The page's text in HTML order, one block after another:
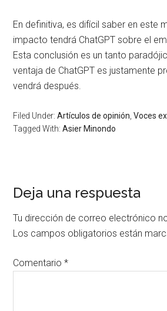
En definitiva, es difícil saber en este
impacto tendrá ChatGPT sobre el
Esta conclusión es un tanto
ventaja de ChatGPT es justamente
vendrá después.
Filed Under:Artículos de opinión ,Voces
Tagged With:Asier Minondo
Deja una respuesta
Tu dirección de correo electrónico
Los campos obligatorios están
Comentario*